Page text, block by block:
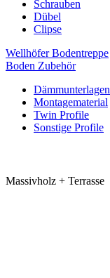
Schrauben
Dübel
Clipse
Wellhöfer Bodentreppe
Boden Zubehör
Dämmunterlagen
Montagematerial
Twin Profile
Sonstige Profile
Massivholz + Terrasse